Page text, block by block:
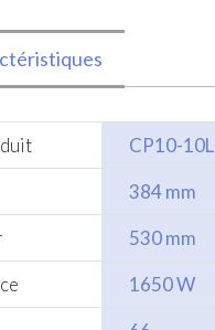
CP10-10L
384 mm
530 mm
1650 W